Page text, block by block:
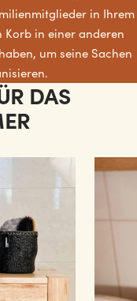
in Ihrem
Korb in einer anderen
um seine Sachen
DAS